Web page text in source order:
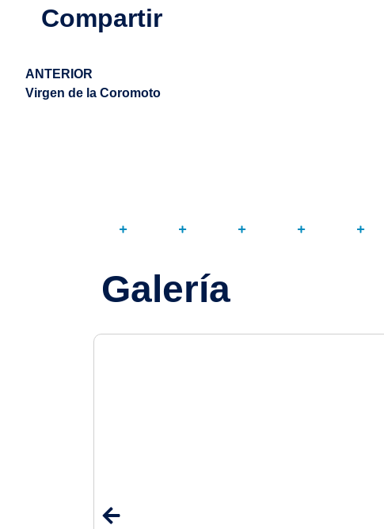
Compartir
ANTERIOR
Virgen de la Coromoto
Galería